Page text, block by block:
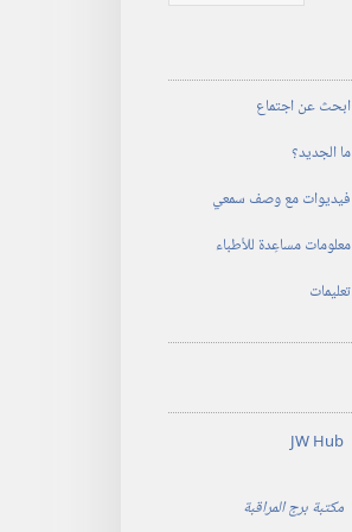
ابحث عن اجتماع
ما الجديد؟‏
فيديوات مع وصف سمعي
معلومات مساعِدة للأطباء
تعليمات
JW Hub
مكتبة برج المراقبة